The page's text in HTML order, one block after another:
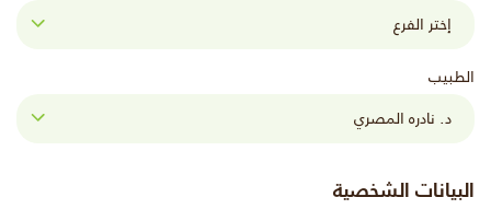
الطبيب
البيانات الشخصية